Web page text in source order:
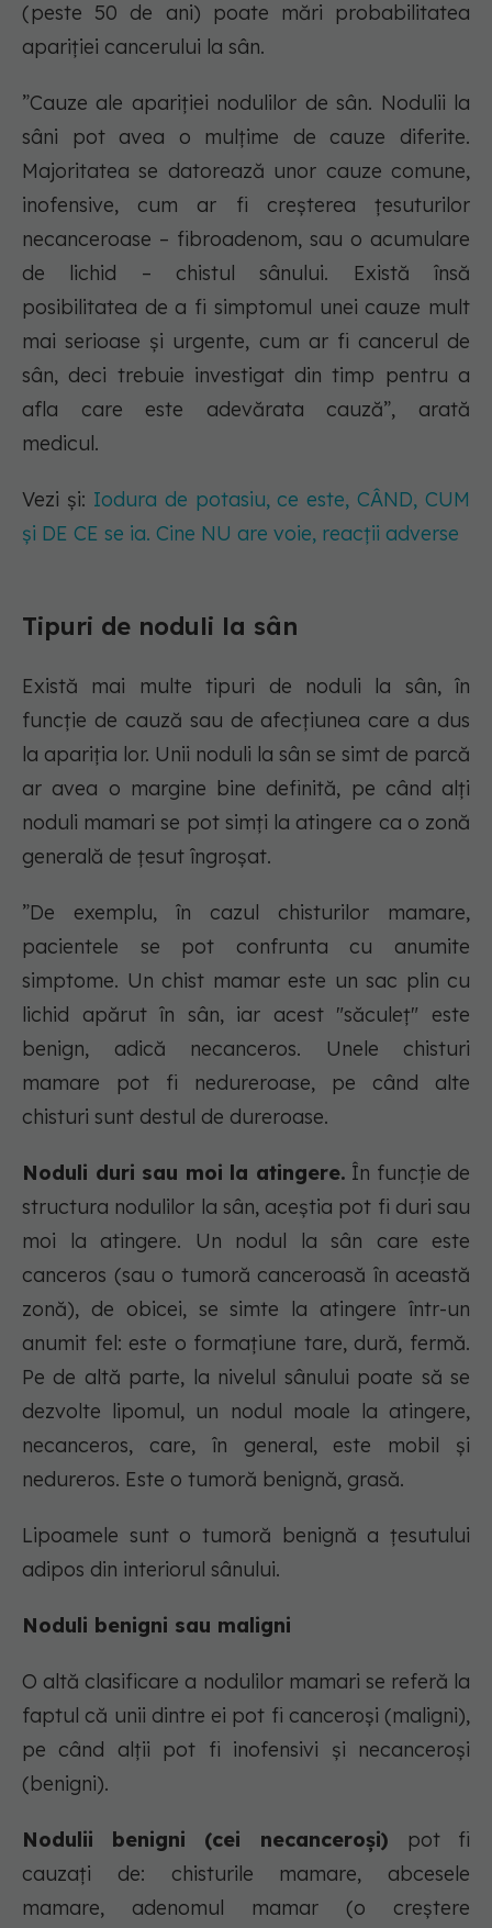
(peste 50 de ani) poate mări probabilitatea
apariţiei cancerului la sân.
”Cauze ale apariției nodulilor de sân. Nodulii la
sâni pot avea o mulțime de cauze diferite.
Majoritatea se datorează unor cauze comune,
inofensive, cum ar fi creșterea țesuturilor
necanceroase – fibroadenom, sau o acumulare
de lichid – chistul sânului. Există însă
posibilitatea de a fi simptomul unei cauze mult
mai serioase și urgente, cum ar fi cancerul de
sân, deci trebuie investigat din timp pentru a
afla care este adevărata cauză”, arată
medicul.
Vezi și: Iodura de potasiu, ce este, CÂND, CUM
și DE CE se ia. Cine NU are voie, reacţii adverse
Tipuri de noduli la sân
Există mai multe tipuri de noduli la sân, în
funcţie de cauză sau de afecţiunea care a dus
la apariţia lor. Unii noduli la sân se simt de parcă
ar avea o margine bine definită, pe când alţi
noduli mamari se pot simţi la atingere ca o zonă
generală de ţesut îngroşat.
”De exemplu, în cazul chisturilor mamare,
pacientele se pot confrunta cu anumite
simptome. Un chist mamar este un sac plin cu
lichid apărut în sân, iar acest "săculeţ" este
benign, adică necanceros. Unele chisturi
mamare pot fi nedureroase, pe când alte
chisturi sunt destul de dureroase.
Noduli duri sau moi la atingere. În funcţie de
structura nodulilor la sân, aceştia pot fi duri sau
moi la atingere. Un nodul la sân care este
canceros (sau o tumoră canceroasă în această
zonă), de obicei, se simte la atingere într-un
anumit fel: este o formaţiune tare, dură, fermă.
Pe de altă parte, la nivelul sânului poate să se
dezvolte lipomul, un nodul moale la atingere,
necanceros, care, în general, este mobil şi
nedureros. Este o tumoră benignă, grasă.
Lipoamele sunt o tumoră benignă a ţesutului
adipos din interiorul sânului.
Noduli benigni sau maligni
O altă clasificare a nodulilor mamari se referă la
faptul că unii dintre ei pot fi canceroşi (maligni),
pe când alţii pot fi inofensivi şi necanceroși
(benigni).
Nodulii benigni (cei necanceroși) pot fi
cauzaţi de: chisturile mamare, abcesele
mamare, adenomul mamar (o creştere